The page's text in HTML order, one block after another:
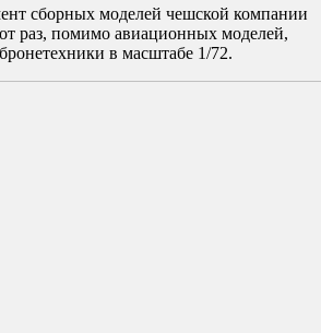
сборных моделей чешской компании
раз, помимо авиационных моделей,
в масштабе 1/72.